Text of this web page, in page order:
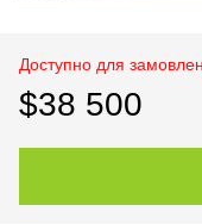
Доступно для
$38 500